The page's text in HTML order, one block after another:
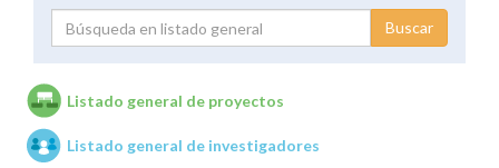
Unidades de investigación
Listado general de proyectos
Listado general de investigadores